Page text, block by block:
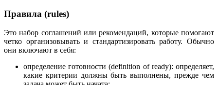
Правила (rules)
Это набор соглашений или рекомендаций, которые помогают
четко организовывать и стандартизировать работу. Обычно
они включают в себя:
определение готовности (definition of ready): определяет,
какие критерии должны быть выполнены, прежде чем